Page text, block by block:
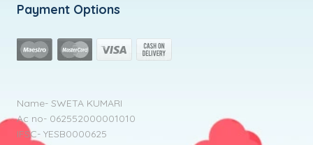
Payment Options
Name- SWETA KUMARI
Ac no- 062552000001010
IFSC- YESB0000625